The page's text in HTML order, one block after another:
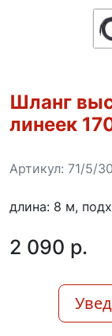
Шланг
линеек
Артикул: 71/5/30
длина: 8 м,
2 090 p.